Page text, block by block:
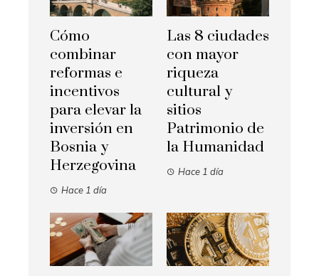
Cómo
combinar
reformas e
incentivos
para elevar la
inversión en
Bosnia y
Herzegovina
Hace 1 día
Las 8 ciudades
con mayor
riqueza
cultural y
sitios
Patrimonio de
la Humanidad
Hace 1 día